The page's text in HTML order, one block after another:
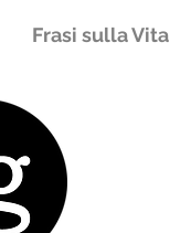
Frasi sulla Vita